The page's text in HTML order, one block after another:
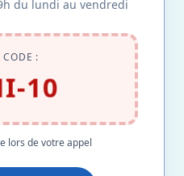
du lundi au vendredi
CODE :
10
lors de votre appel